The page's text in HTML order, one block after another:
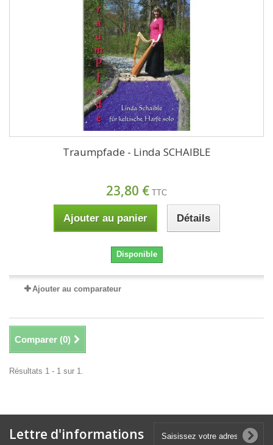
Traumpfade - Linda SCHAIBLE
23,80 € TTC
Ajouter au panier Détails
Disponible
Ajouter au comparateur
Comparer (0)
Résultats 1 - 1 sur 1.
Lettre d'informations